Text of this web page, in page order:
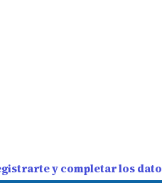
y completar los